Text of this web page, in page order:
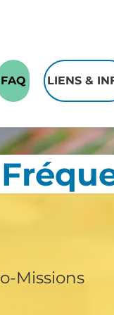
FAQ LIENS &
Missions